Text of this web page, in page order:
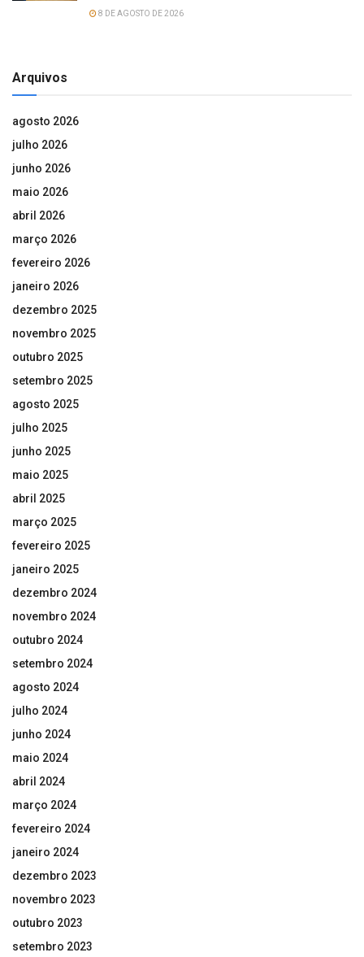
8 DE AGOSTO DE 2026
Arquivos
agosto 2026
julho 2026
junho 2026
maio 2026
abril 2026
março 2026
fevereiro 2026
janeiro 2026
dezembro 2025
novembro 2025
outubro 2025
setembro 2025
agosto 2025
julho 2025
junho 2025
maio 2025
abril 2025
março 2025
fevereiro 2025
janeiro 2025
dezembro 2024
novembro 2024
outubro 2024
setembro 2024
agosto 2024
julho 2024
junho 2024
maio 2024
abril 2024
março 2024
fevereiro 2024
janeiro 2024
dezembro 2023
novembro 2023
outubro 2023
setembro 2023